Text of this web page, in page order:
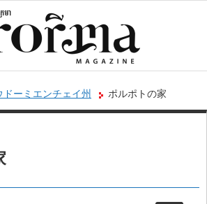
ドーミエンチェイ州 ポルポトの家